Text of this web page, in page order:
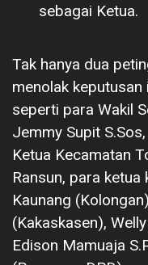
sebagai Ketua.
Tak hanya dua
menolak
seperti para Wakil
Jemmy Supit
Ketua Kecamatan
Ransun, para
Kaunang
(Kakaskasen),
Edison Mamuaja